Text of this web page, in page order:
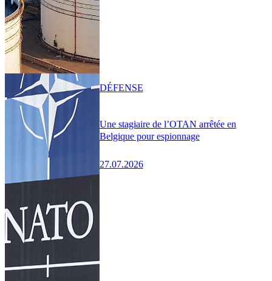
Une stagiaire de l’OTAN arrêtée en
Belgique pour espionnage
27.07.2026
DÉFENSE